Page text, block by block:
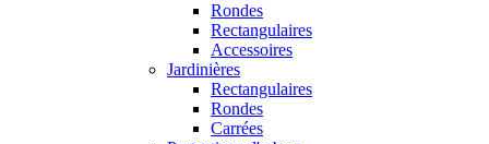
Rondes
Rectangulaires
Accessoires
Jardinières
Rectangulaires
Rondes
Carrées